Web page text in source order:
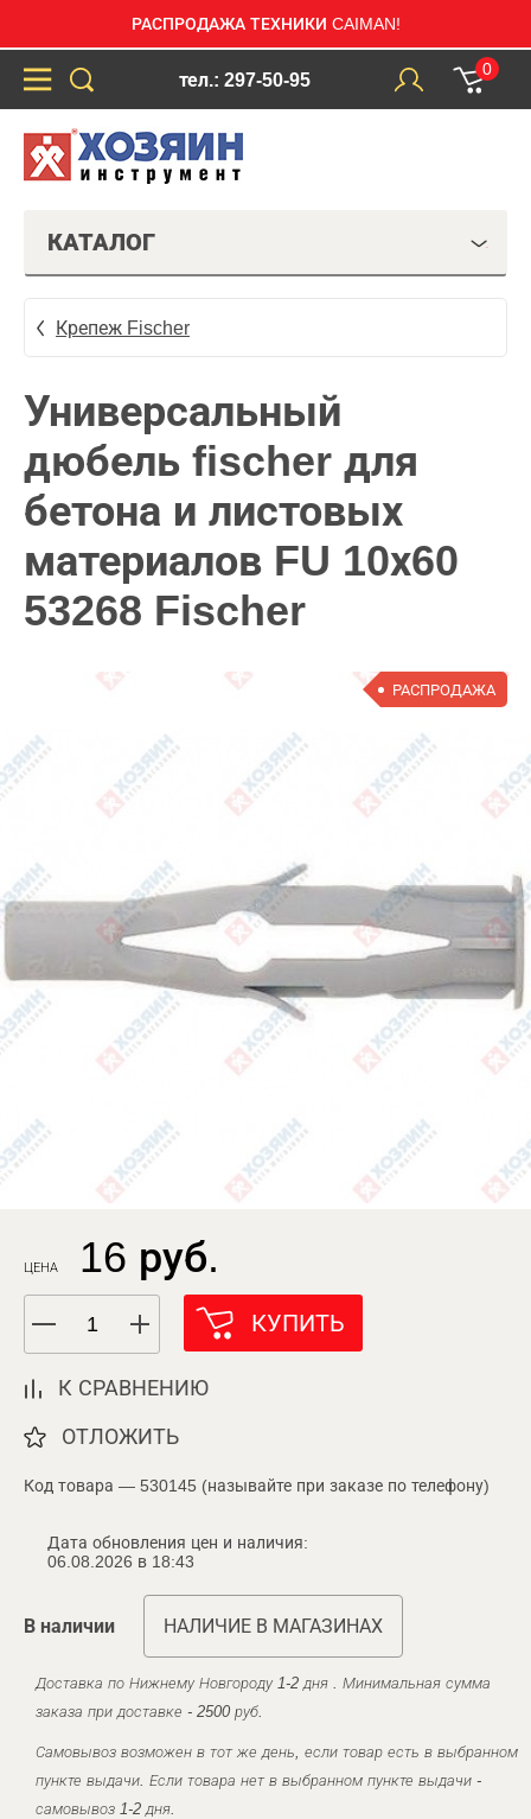
РАСПРОДАЖА ТЕХНИКИ CAIMAN!
тел.: 297-50-95
0
КАТАЛОГ
Крепеж Fischer
Универсальный
дюбель fischer для
бетона и листовых
материалов FU 10х60
53268 Fischer
РАСПРОДАЖА
ЦЕНА 16 руб.
КУПИТЬ
К СРАВНЕНИЮ
ОТЛОЖИТЬ
Код товара — 530145 (называйте при заказе по телефону)
Дата обновления цен и наличия:
06.08.2026 в 18:43
В наличии НАЛИЧИЕ В МАГАЗИНАХ
Доставка по Нижнему Новгороду 1-2 дня . Минимальная сумма
заказа при доставке - 2500 руб.
Самовывоз возможен в тот же день, если товар есть в выбранном
пункте выдачи. Если товара нет в выбранном пункте выдачи -
самовывоз 1-2 дня.